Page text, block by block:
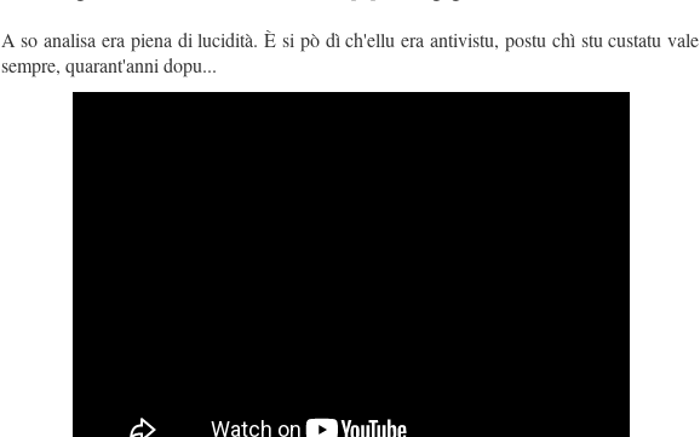
A so analisa era piena di lucidità. È si pò dì ch'ellu era antivistu, postu chì stu custatu vale
sempre, quarant'anni dopu...